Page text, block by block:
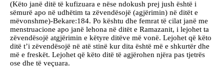
(Këto janë ditë të kufizuara e nëse ndokush prej jush është i
sëmurë apo në udhëtim ta zëvendësojë (agjërimin) në ditët e
mëvonshme)-Bekare:184. Po kështu dhe femrat të cilat janë me
menstruacione apo janë lehona në ditët e Ramazanit, i lejohet ta
zëvendësojë atgjërimin e këtyre ditëve më vonë. Lejohet që këto
ditë t’i zëvendësojë në atë stinë kur dita është më e shkurtër dhe
më e freskët. Lejohet që këto ditë të agjërohen njëra pas tjetrës
ose dhe të veçuara.